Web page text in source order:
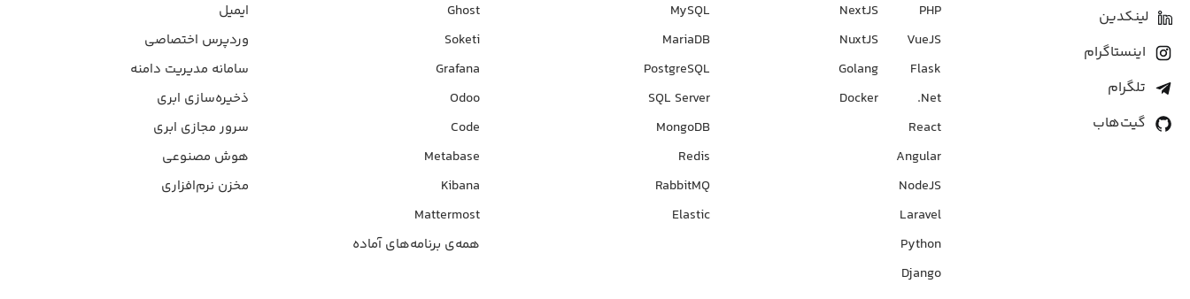
لینکدین
اینستاگرام
تلگرام
گیت‌هاب
PHP
VueJS
Flask
Net.
React
Angular
NodeJS
Laravel
Python
Django
NextJS
NuxtJS
Golang
Docker
MySQL
MariaDB
PostgreSQL
SQL Server
MongoDB
Redis
RabbitMQ
Elastic
Ghost
Soketi
Grafana
Odoo
Code
Metabase
Kibana
Mattermost
همه‌ی برنامه‌های آماده
ایمیل
وردپرس‌ اختصاصی
سامانه مدیریت دامنه
ذخیره‌سازی ابری
سرور مجازی ابری
هوش مصنوعی
مخزن نرم‌افزاری